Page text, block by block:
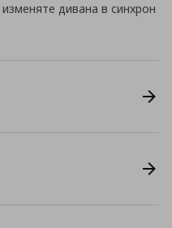
дивана в синхрон